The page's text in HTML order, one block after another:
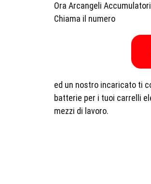
Ora Arcangeli
Chiama il numero
ed un nostro incaricato ti
batterie per i tuoi carrelli
mezzi di lavoro.